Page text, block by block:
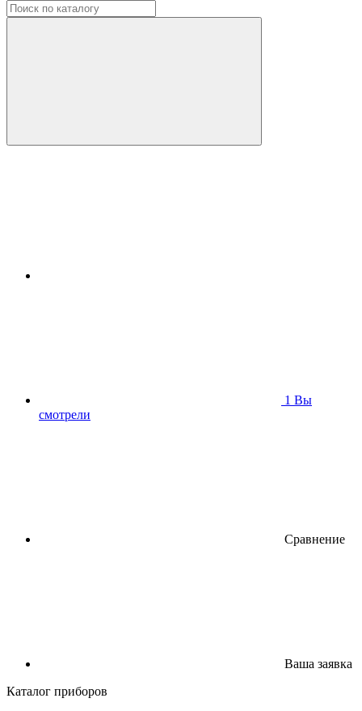
1 Вы
смотрели
Сравнение
Ваша заявка
Каталог приборов